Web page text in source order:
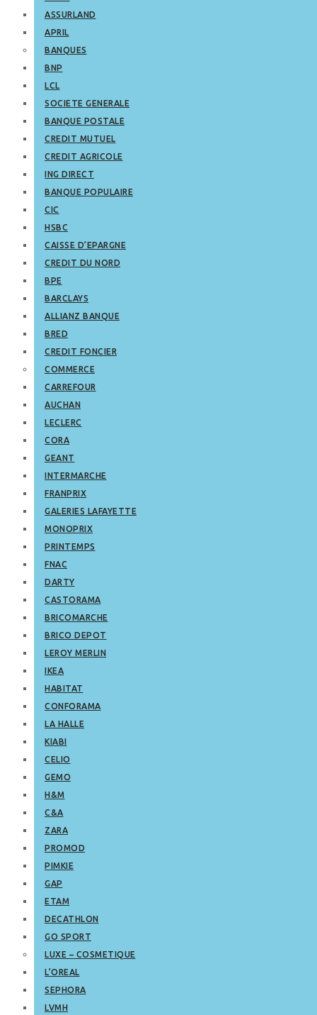
ASSURLAND
APRIL
BANQUES
BNP
LCL
SOCIETE GENERALE
BANQUE POSTALE
CREDIT MUTUEL
CREDIT AGRICOLE
ING DIRECT
BANQUE POPULAIRE
CIC
HSBC
CAISSE D’EPARGNE
CREDIT DU NORD
BPE
BARCLAYS
ALLIANZ BANQUE
BRED
CREDIT FONCIER
COMMERCE
CARREFOUR
AUCHAN
LECLERC
CORA
GEANT
INTERMARCHE
FRANPRIX
GALERIES LAFAYETTE
MONOPRIX
PRINTEMPS
FNAC
DARTY
CASTORAMA
BRICOMARCHE
BRICO DEPOT
LEROY MERLIN
IKEA
HABITAT
CONFORAMA
LA HALLE
KIABI
CELIO
GEMO
H&M
C&A
ZARA
PROMOD
PIMKIE
GAP
ETAM
DECATHLON
GO SPORT
LUXE – COSMETIQUE
L’OREAL
SEPHORA
LVMH